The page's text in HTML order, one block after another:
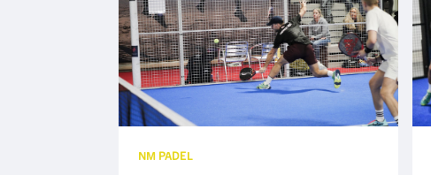
NM PADEL